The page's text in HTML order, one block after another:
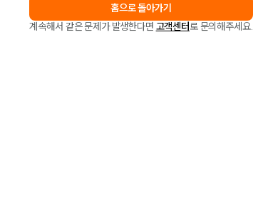
홈으로 돌아가기
계속해서 같은 문제가 발생한다면 고객센터로 문의해주세요.